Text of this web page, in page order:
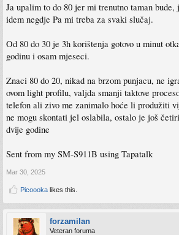
Ja upalim to do 80 jer mi trenutno taman bude,
idem negdje Pa mi treba za svaki slučaj.
Od 80 do 30 je 3h korištenja gotovo u minut
godinu i osam mjeseci.
Znaci 80 do 20, nikad na brzom punjacu, ne
ovom light profilu, valjda smanji taktove
telefon ali zivo me zanimalo hoće li produžiti
ne mogu skontati jel oslabila, ostalo je još
dvije godine
Sent from my SM-S911B using Tapatalk
Mar 30, 2025
Picoooka likes this.
forzamilan
Veteran foruma